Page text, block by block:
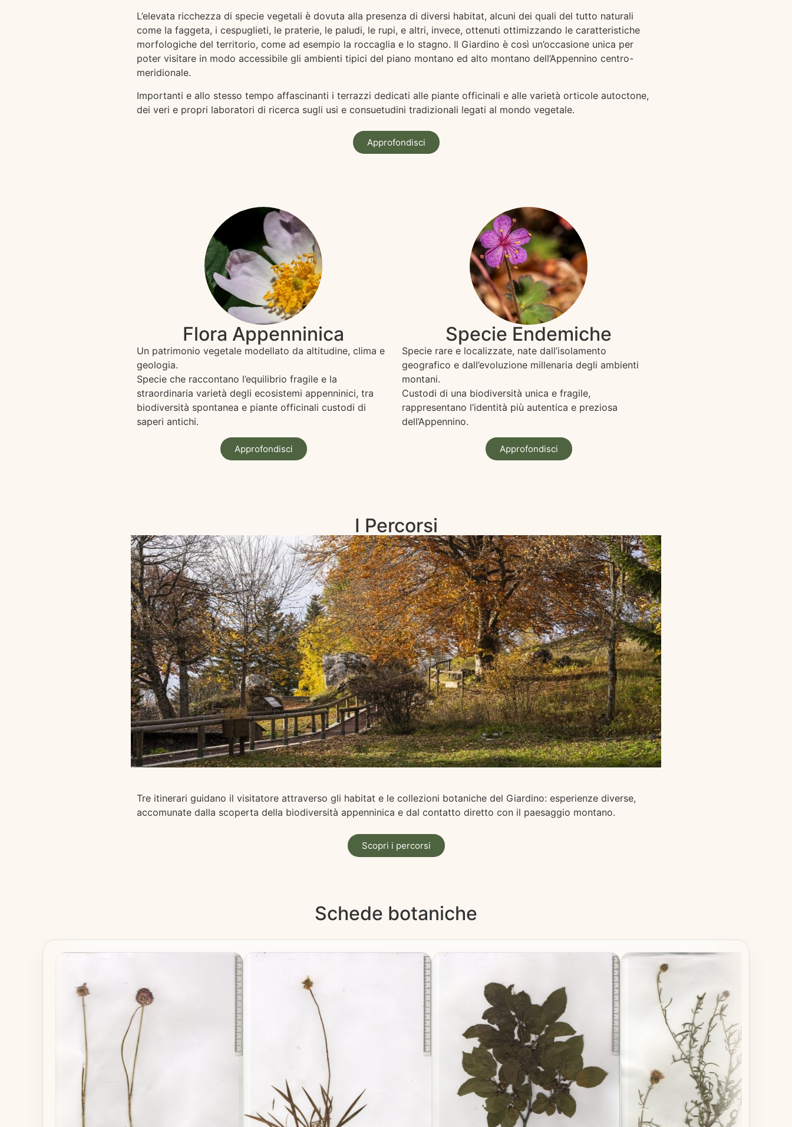
L’elevata ricchezza di specie vegetali è dovuta alla presenza di diversi habitat, alcuni dei quali del tutto naturali
come la faggeta, i cespuglieti, le praterie, le paludi, le rupi, e altri, invece, ottenuti ottimizzando le caratteristiche
morfologiche del territorio, come ad esempio la roccaglia e lo stagno. Il Giardino è così un’occasione unica per
poter visitare in modo accessibile gli ambienti tipici del piano montano ed alto montano dell’Appennino centro-
meridionale.
Importanti e allo stesso tempo affascinanti i terrazzi dedicati alle piante officinali e alle varietà orticole autoctone,
dei veri e propri laboratori di ricerca sugli usi e consuetudini tradizionali legati al mondo vegetale.
Approfondisci
Flora Appenninica
Un patrimonio vegetale modellato da altitudine, clima e
geologia.
Specie che raccontano l’equilibrio fragile e la
straordinaria varietà degli ecosistemi appenninici, tra
biodiversità spontanea e piante officinali custodi di
saperi antichi.
Approfondisci
Specie Endemiche
Specie rare e localizzate, nate dall’isolamento
geografico e dall’evoluzione millenaria degli ambienti
montani.
Custodi di una biodiversità unica e fragile,
rappresentano l’identità più autentica e preziosa
dell’Appennino.
Approfondisci
I Percorsi
Tre itinerari guidano il visitatore attraverso gli habitat e le collezioni botaniche del Giardino: esperienze diverse,
accomunate dalla scoperta della biodiversità appenninica e dal contatto diretto con il paesaggio montano.
Scopri i percorsi
Schede botaniche